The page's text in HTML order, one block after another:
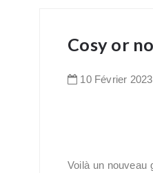
Cosy or
10 Février 2023
Voilà un nouveau